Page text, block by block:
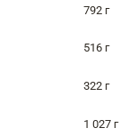
792 г
516 г
322 г
1 027 г